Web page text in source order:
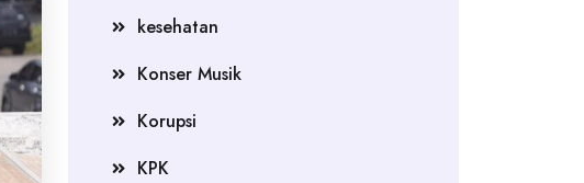
kesehatan
Konser Musik
Korupsi
KPK